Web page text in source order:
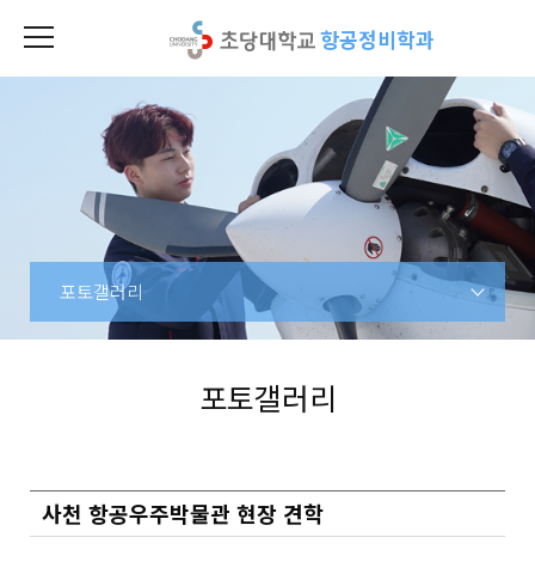
항공정비학과
포토갤러리
포토갤러리
사천 항공우주박물관 현장 견학